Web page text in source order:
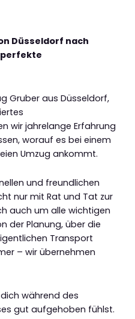
Düsseldorf nach
Gruber aus Düsseldorf,
wir jahrelange Erfahrung
worauf es bei einem
Umzug ankommt.
und freundlichen
nur mit Rat und Tat zur
auch um alle wichtigen
der Planung, über die
Transport
– wir übernehmen
während des
gut aufgehoben fühlst.